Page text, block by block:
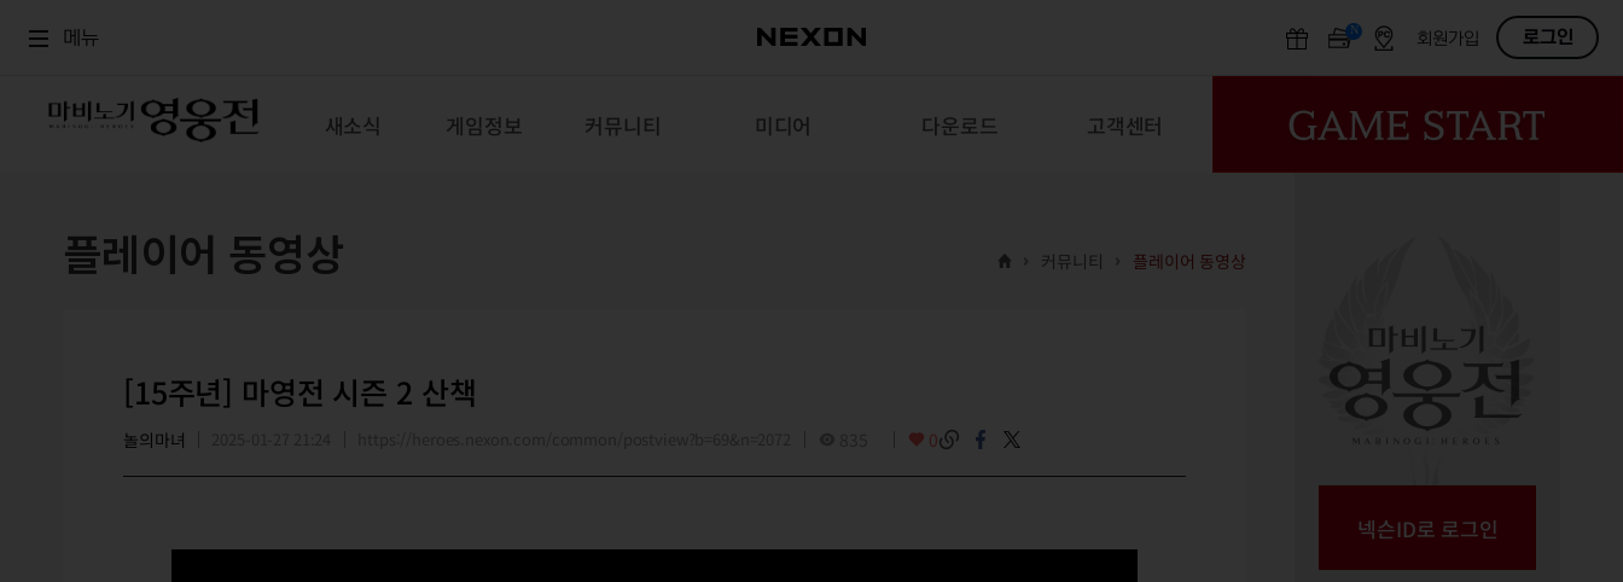
메뉴 N OFF회원가입 로그인
새소식 게임정보 커뮤니티 미디어 다운로드 고객센터
플레이어 동영상 커뮤니티 플레이어 동영상
[15주년] 마영전 시즌 2 산책
놀의마녀 0
넥슨ID로 로그인